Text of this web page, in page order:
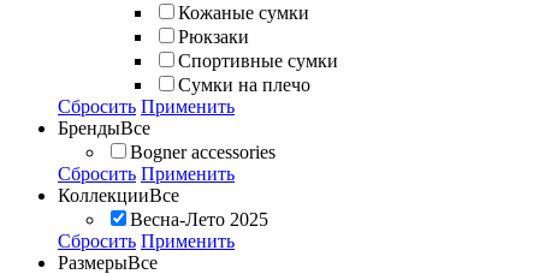
Кожаные сумки
Рюкзаки
Спортивные сумки
Сумки на плечо
Сбросить Применить
БрендыВсе
Bogner accessories
Сбросить Применить
КоллекцииВсе
Весна-Лето 2025
Сбросить Применить
РазмерыВсе